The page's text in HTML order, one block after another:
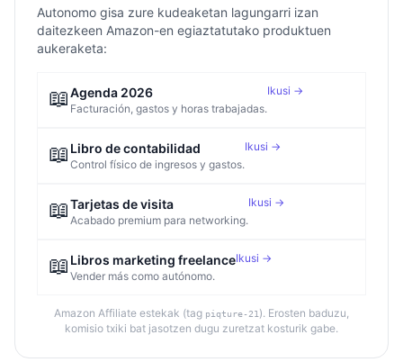
Autonomo gisa zure kudeaketan lagungarri izan
daitezkeen Amazon-en egiaztatutako produktuen
aukeraketa:
📖Agenda 2026
Facturación, gastos y horas trabajadas.
Ikusi →
📖 Libro de contabilidad
Control físico de ingresos y gastos.
Ikusi →
📖Tarjetas de visita
Acabado premium para networking.
Ikusi →
📖 Libros marketing freelance
Vender más como autónomo.
Ikusi →
Amazon Affiliate estekak (tag piqture-21 ). Erosten baduzu,
komisio txiki bat jasotzen dugu zuretzat kosturik gabe.